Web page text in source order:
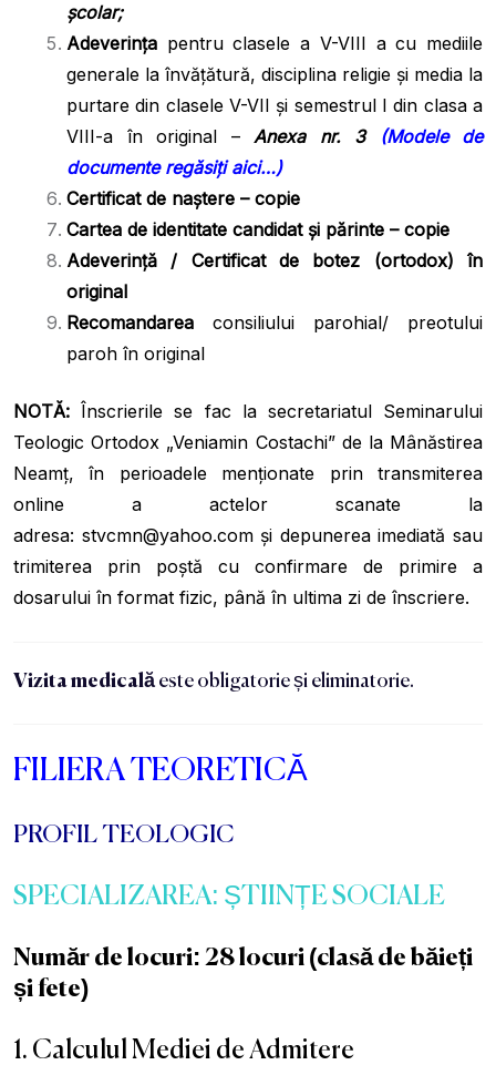
școlar;
Adeverința pentru clasele a V-VIII a cu mediile
generale la învățătură, disciplina religie și media la
purtare din clasele V-VII și semestrul I din clasa a
VIII-a în original – Anexa nr. 3
(Modele de
documente regăsiți aici…)
Certificat de naştere – copie
Cartea de identitate candidat și părinte – copie
Adeverință / Certificat de botez (ortodox) în
original
Recomandarea consiliului parohial/ preotului
paroh în original
NOTĂ: Înscrierile se fac la secretariatul Seminarului
Teologic Ortodox „Veniamin Costachi” de la Mânăstirea
Neamț, în perioadele menționate prin transmiterea
online a actelor scanate la
adresa: stvcmn@yahoo.comși depunerea imediată sau
trimiterea prin poștă cu confirmare de primire a
dosarului în format fizic, până în ultima zi de înscriere.
Vizita medicală este obligatorie și eliminatorie.
FILIERA TEORETICĂ
PROFIL TEOLOGIC
SPECIALIZAREA: ȘTIINȚE SOCIALE
Număr de locuri: 28 locuri (clasă de băieți
și fete)
1. Calculul Mediei de Admitere